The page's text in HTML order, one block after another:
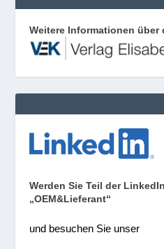
Weitere Informationen über
Werden Sie Teil der
„OEM&Lieferant“
und besuchen Sie unser